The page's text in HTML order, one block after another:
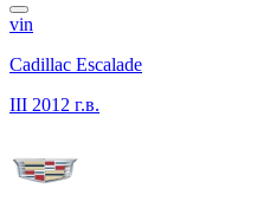
vin
Cadillac Escalade
III 2012 г.в.